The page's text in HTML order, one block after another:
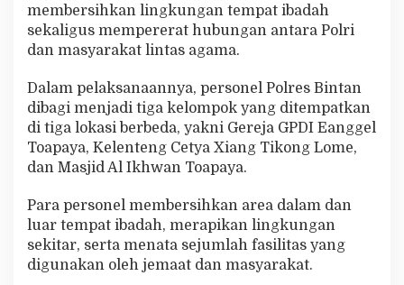
t
i
e
i
g
i
T
g
a
e
m
membersihkan lingkungan tempat ibadah
sekaligus mempererat hubungan antara Polri
dan masyarakat lintas agama.
Dalam pelaksanaannya, personel Polres Bintan
dibagi menjadi tiga kelompok yang ditempatkan
di tiga lokasi berbeda, yakni Gereja GPDI Eanggel
Toapaya, Kelenteng Cetya Xiang Tikong Lome,
dan Masjid Al Ikhwan Toapaya.
Para personel membersihkan area dalam dan
luar tempat ibadah, merapikan lingkungan
sekitar, serta menata sejumlah fasilitas yang
digunakan oleh jemaat dan masyarakat.